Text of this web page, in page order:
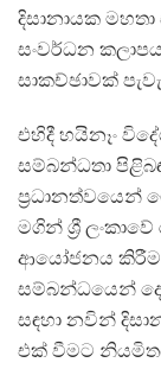
දිසානායක
සංවර්ධන
සාකච්ඡාවක්
එහිදී හයිනෑං
සම්බන්ධතා පිළිබඳ
ප්‍රධානත්වයෙන්
මගින් ශ්‍රී
ආයෝජනය
සම්බන්ධයෙන්
සඳහා නවින්
එක් වීමට